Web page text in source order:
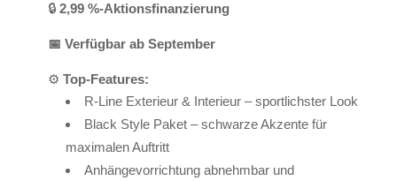
🔒 2,99 %-Aktionsfinanzierung
📅 Verfügbar ab September
⚙️ Top-Features:
R-Line Exterieur & Interieur – sportlichster Look
Black Style Paket – schwarze Akzente für
maximalen Auftritt
Anhängevorrichtung abnehmbar und